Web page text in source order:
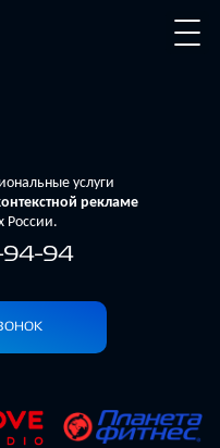
услуги
рекламе
России.
94-94